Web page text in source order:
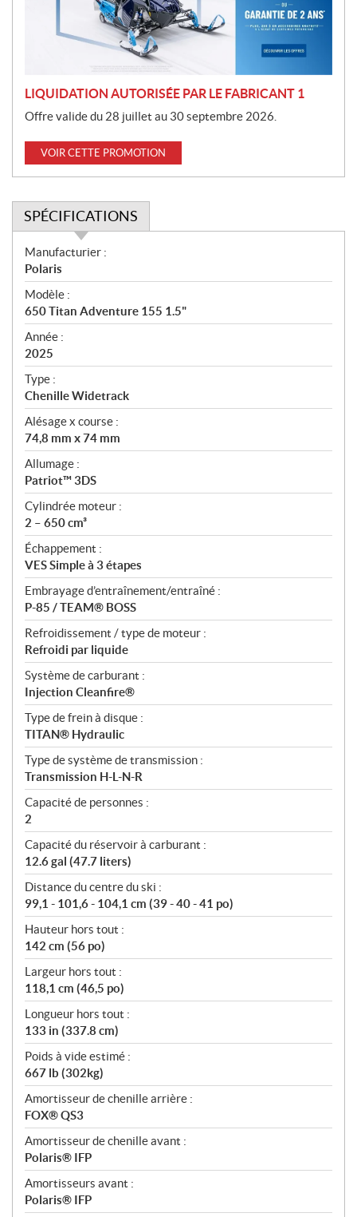
LIQUIDATION AUTORISÉE PAR LE FABRICANT 1
Offre valide du 28 juillet au 30 septembre 2026.
VOIR CETTE PROMOTION
SPÉCIFICATIONS
S
p
é
c
i
f
i
c
a
t
i
o
n
s
Manufacturier :
Polaris
Modèle :
650 Titan Adventure 155 1.5"
Année :
2025
Type :
Chenille Widetrack
Alésage x course :
74,8 mm x 74 mm
Allumage :
Patriot™ 3DS
Cylindrée moteur :
2 – 650 cm³
Échappement :
VES Simple à 3 étapes
Embrayage d’entraînement/entraîné :
P-85 / TEAM® BOSS
Refroidissement / type de moteur :
Refroidi par liquide
Système de carburant :
Injection Cleanfire®
Type de frein à disque :
TITAN® Hydraulic
Type de système de transmission :
Transmission H-L-N-R
Capacité de personnes :
2
Capacité du réservoir à carburant :
12.6 gal (47.7 liters)
Distance du centre du ski :
99,1 - 101,6 - 104,1 cm (39 - 40 - 41 po)
Hauteur hors tout :
142 cm (56 po)
Largeur hors tout :
118,1 cm (46,5 po)
Longueur hors tout :
133 in (337.8 cm)
Poids à vide estimé :
667 lb (302kg)
Amortisseur de chenille arrière :
FOX® QS3
Amortisseur de chenille avant :
Polaris® IFP
Amortisseurs avant :
Polaris® IFP